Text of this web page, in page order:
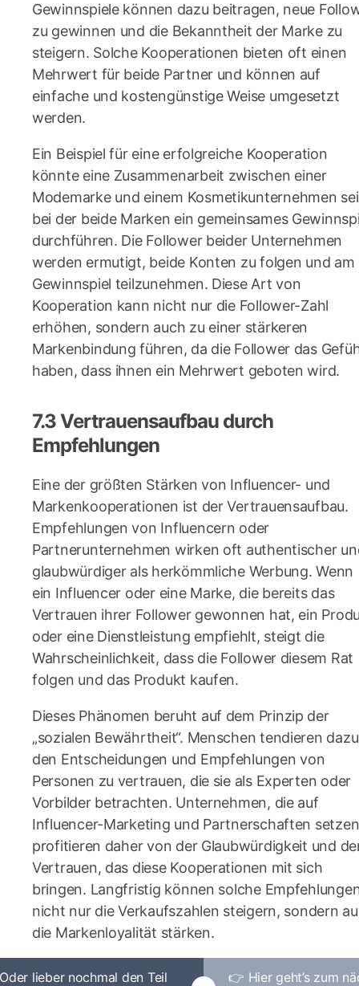
Gewinnspiele können dazu beitragen, neue
zu gewinnen und die Bekanntheit der Marke zu
steigern. Solche Kooperationen bieten oft einen
Mehrwert für beide Partner und können auf
einfache und kostengünstige Weise umgesetzt
werden.
Ein Beispiel für eine erfolgreiche Kooperation
könnte eine Zusammenarbeit zwischen einer
Modemarke und einem Kosmetikunternehmen
bei der beide Marken ein gemeinsames
durchführen. Die Follower beider Unternehmen
werden ermutigt, beide Konten zu folgen und am
Gewinnspiel teilzunehmen. Diese Art von
Kooperation kann nicht nur die Follower-Zahl
erhöhen, sondern auch zu einer stärkeren
Markenbindung führen, da die Follower das
haben, dass ihnen ein Mehrwert geboten wird.
7.3 Vertrauensaufbau durch
Empfehlungen
Eine der größten Stärken von Influencer- und
Markenkooperationen ist der Vertrauensaufbau.
Empfehlungen von Influencern oder
Partnerunternehmen wirken oft authentischer
glaubwürdiger als herkömmliche Werbung. Wenn
ein Influencer oder eine Marke, die bereits das
Vertrauen ihrer Follower gewonnen hat, ein
oder eine Dienstleistung empfiehlt, steigt die
Wahrscheinlichkeit, dass die Follower diesem Rat
folgen und das Produkt kaufen.
Dieses Phänomen beruht auf dem Prinzip der
„sozialen Bewährtheit“. Menschen tendieren
den Entscheidungen und Empfehlungen von
Personen zu vertrauen, die sie als Experten oder
Vorbilder betrachten. Unternehmen, die auf
Influencer-Marketing und Partnerschaften
profitieren daher von der Glaubwürdigkeit und
Vertrauen, das diese Kooperationen mit sich
bringen. Langfristig können solche
nicht nur die Verkaufszahlen steigern, sondern
die Markenloyalität stärken.
Oder lieber nochmal den Teil 👉 Hier geht’s zum